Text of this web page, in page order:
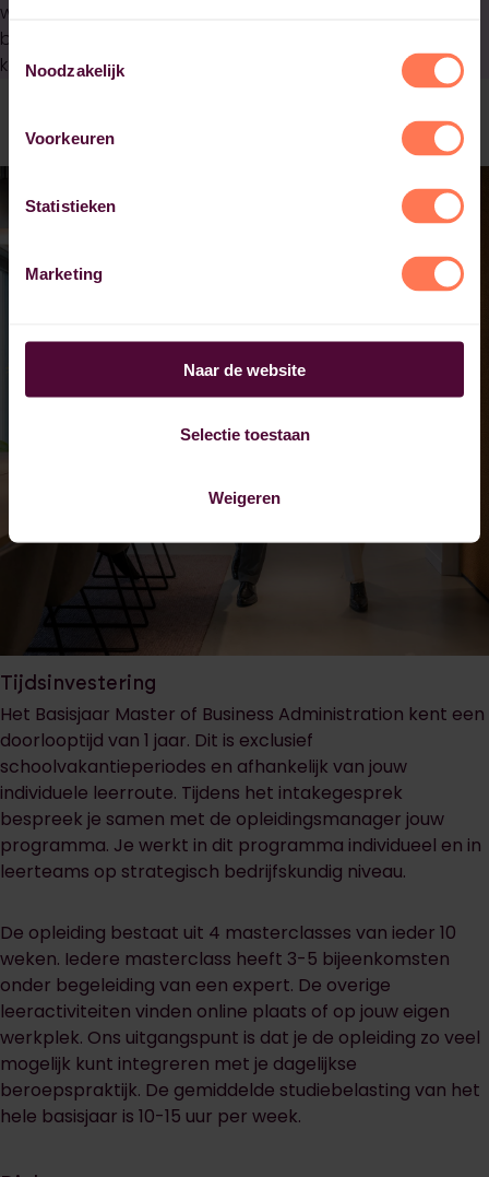
Toestemmingsselectie
Noodzakelijk
Voorkeuren
Statistieken
Marketing
Naar de website
Selectie toestaan
Weigeren
werkzaam bent. Daarnaast bouw je gaandeweg een
breed netwerk op dat later in je carrière zeker van pas
komt.
Tijdsinvestering
Het Basisjaar Master of Business Administration kent een
doorlooptijd van 1 jaar. Dit is exclusief
schoolvakantieperiodes en afhankelijk van jouw
individuele leerroute. Tijdens het intakegesprek
bespreek je samen met de opleidingsmanager jouw
programma. Je werkt in dit programma individueel en in
leerteams op strategisch bedrijfskundig niveau.
De opleiding bestaat uit 4 masterclasses van ieder 10
weken. Iedere masterclass heeft 3-5 bijeenkomsten
onder begeleiding van een expert. De overige
leeractiviteiten vinden online plaats of op jouw eigen
werkplek. Ons uitgangspunt is dat je de opleiding zo veel
mogelijk kunt integreren met je dagelijkse
beroepspraktijk. De gemiddelde studiebelasting van het
hele basisjaar is 10-15 uur per week.